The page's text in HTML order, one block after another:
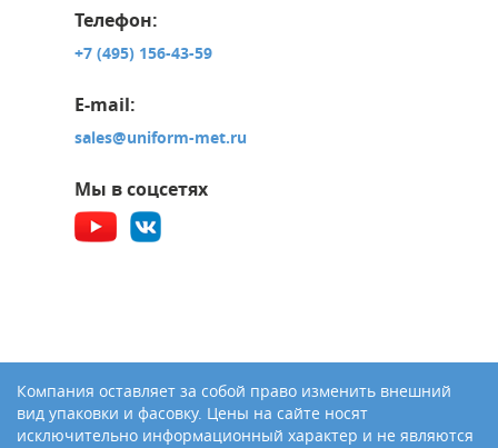
Телефон:
+7 (495) 156-43-59
E-mail:
sales@uniform-met.ru
Мы в соцсетях
Компания оставляет за собой право изменить внешний
вид упаковки и фасовку. Цены на сайте носят
исключительно информационный характер и не являются